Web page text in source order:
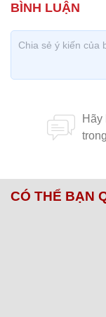
CÓ THỂ BẠN